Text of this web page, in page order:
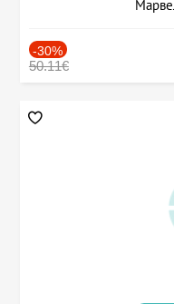
-30%
50.11€